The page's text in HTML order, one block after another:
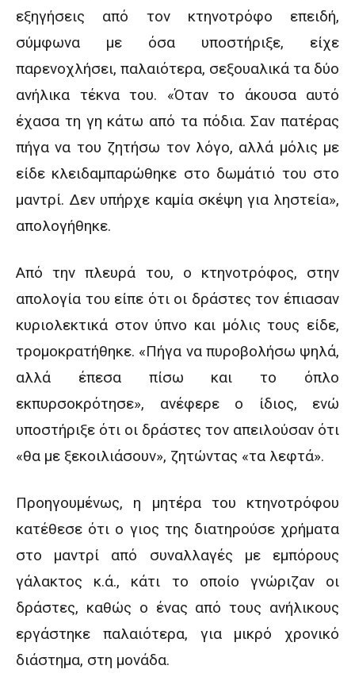
εξηγήσεις από τον κτηνοτρόφο επειδή,
σύμφωνα με όσα υποστήριξε, είχε
παρενοχλήσει, παλαιότερα, σεξουαλικά τα δύο
ανήλικα τέκνα του. «Όταν το άκουσα αυτό
έχασα τη γη κάτω από τα πόδια. Σαν πατέρας
πήγα να του ζητήσω τον λόγο, αλλά μόλις με
είδε κλειδαμπαρώθηκε στο δωμάτιό του στο
μαντρί. Δεν υπήρχε καμία σκέψη για ληστεία»,
απολογήθηκε.
Από την πλευρά του, ο κτηνοτρόφος, στην
απολογία του είπε ότι οι δράστες τον έπιασαν
κυριολεκτικά στον ύπνο και μόλις τους είδε,
τρομοκρατήθηκε. «Πήγα να πυροβολήσω ψηλά,
αλλά έπεσα πίσω και το όπλο
εκπυρσοκρότησε», ανέφερε ο ίδιος, ενώ
υποστήριξε ότι οι δράστες τον απειλούσαν ότι
«θα με ξεκοιλιάσουν», ζητώντας «τα λεφτά».
Προηγουμένως, η μητέρα του κτηνοτρόφου
κατέθεσε ότι ο γιος της διατηρούσε χρήματα
στο μαντρί από συναλλαγές με εμπόρους
γάλακτος κ.ά., κάτι το οποίο γνώριζαν οι
δράστες, καθώς ο ένας από τους ανήλικους
εργάστηκε παλαιότερα, για μικρό χρονικό
διάστημα, στη μονάδα.